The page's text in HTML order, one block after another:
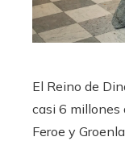
El Reino de
casi 6 millones
Feroe y